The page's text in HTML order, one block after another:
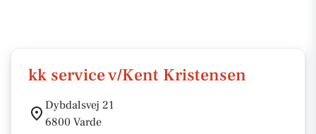
kk service v/Kent Kristensen
Dybdalsvej 21
6800 Varde